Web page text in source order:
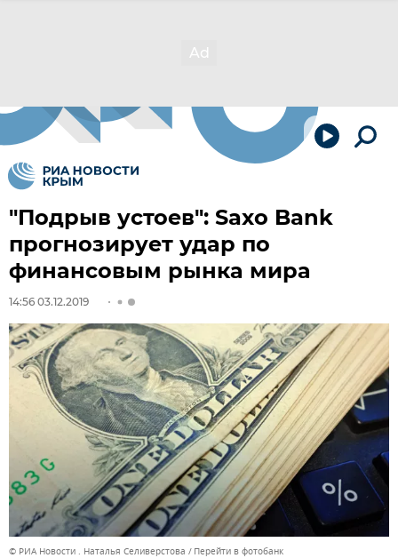
"Подрыв устоев": Saxo Bank
прогнозирует удар по
финансовым рынка мира
14:56 03.12.2019
© РИА Новости . Наталья Селиверстова Перейти в фотобанк